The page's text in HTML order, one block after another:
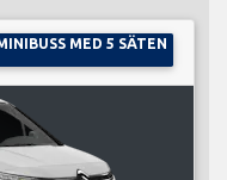
MED 5 SÄTEN